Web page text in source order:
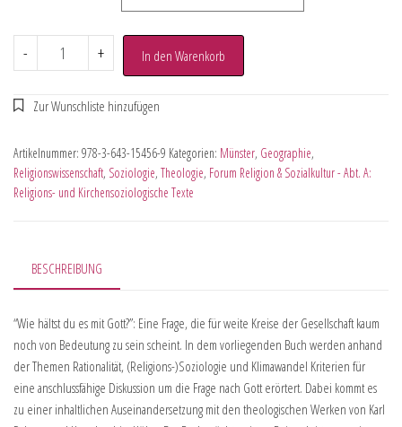
- + In den Warenkorb
Artikelnummer: 978-3-643-15456-9 Kategorien: Münster, Geographie,
Religionswissenschaft, Soziologie, Theologie, Forum Religion & Sozialkultur - Abt. A:
Religions- und Kirchensoziologische Texte
BESCHREIBUNG
“Wie hältst du es mit Gott?”: Eine Frage, die für weite Kreise der Gesellschaft kaum
noch von Bedeutung zu sein scheint. In dem vorliegenden Buch werden anhand
der Themen Rationalität, (Religions-)Soziologie und Klimawandel Kriterien für
eine anschlussfähige Diskussion um die Frage nach Gott erörtert. Dabei kommt es
zu einer inhaltlichen Auseinandersetzung mit den theologischen Werken von Karl